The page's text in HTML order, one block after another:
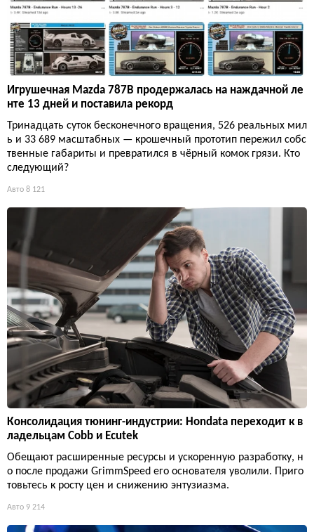
Игрушечная Mazda 787B продержалась на наждачной ле
нте 13 дней и поставила рекорд
Тринадцать суток бесконечного вращения, 526 реальных мил
ь и 33 689 масштабных — крошечный прототип пережил собс
твенные габариты и превратился в чёрный комок грязи. Кто
следующий?
Авто 8 121
Консолидация тюнинг-индустрии: Hondata переходит к в
ладельцам Cobb и Ecutek
Обещают расширенные ресурсы и ускоренную разработку, н
о после продажи GrimmSpeed его основателя уволили. Приго
товьтесь к росту цен и снижению энтузиазма.
Авто 9 214